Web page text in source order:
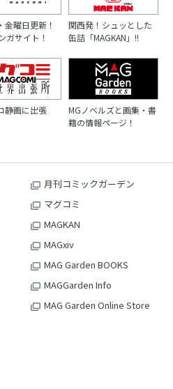
金曜日更新！
ガサイト！
関西発！シュッとした
缶詰「MAGKAN」!!
静画に出張
MGノベルズと画集・書
籍の情報ページ！
月刊コミックガーデン
マグコミ
MAGKAN
MAGxiv
MAG Garden BOOKS
MAGGarden Info
MAG Garden Online Store